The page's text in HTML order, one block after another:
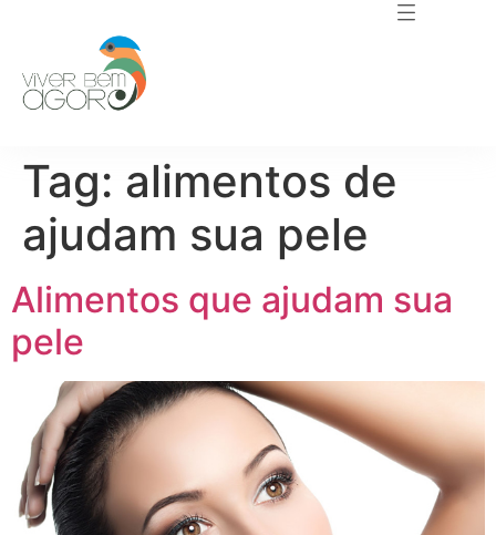
Tag: alimentos de
ajudam sua pele
Alimentos que ajudam sua
pele